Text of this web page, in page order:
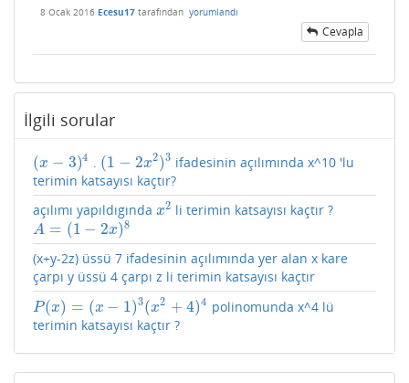
8 Ocak 2016 Ecesu17 tarafından yorumlandı
Cevapla
İlgili sorular
(x − 3)4
(x− 3)4 (1 − 2x2)3
(1− 2x 2)3
ifadesinin açılımında x^10 'lu
terimin katsayısı kaçtır?
açılımı yapıldıgında x2
x2 li terimin katsayısı kaçtır ?
A = (1 − 2x)8
A= (1− 2x 8
(x+y-2z) üssü 7 ifadesinin açılımında yer alan x kare
çarpı y üssü 4 çarpı z li terimin katsayısı kaçtır
P(x) = (x − 1)3(x2 + 4)4
P(x)=( −1 3(x 2+ 4)4
polinomunda x^4 lü
terimin katsayısı kaçtır ?